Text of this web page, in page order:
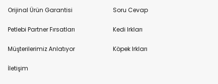
Orijinal Ürün Garantisi
Petlebi Partner Fırsatları
Müşterilerimiz Anlatıyor
İletişim
Soru Cevap
Kedi Irkları
Köpek Irkları